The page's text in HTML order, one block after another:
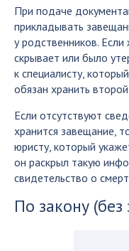
При подаче
прикладывать
у родственников.
скрывает или было
к специалисту,
обязан хранить
Если отсутствуют
хранится завещание,
юристу, который
он раскрыл такую
свидетельство о
По закону